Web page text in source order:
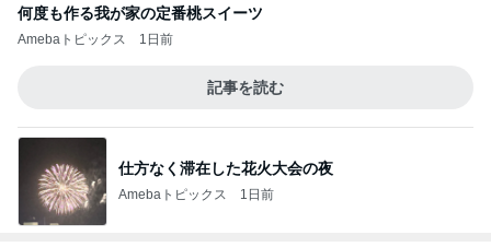
何度も作る我が家の定番桃スイーツ
Amebaトピックス 1日前
記事を読む
仕方なく滞在した花火大会の夜
Amebaトピックス 1日前